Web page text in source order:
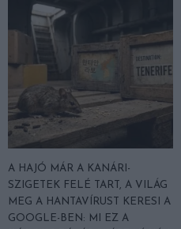
A HAJÓ MÁR A KANÁRI-
SZIGETEK FELÉ TART, A VILÁG
MEG A HANTAVÍRUST KERESI A
GOOGLE-BEN: MI EZ A